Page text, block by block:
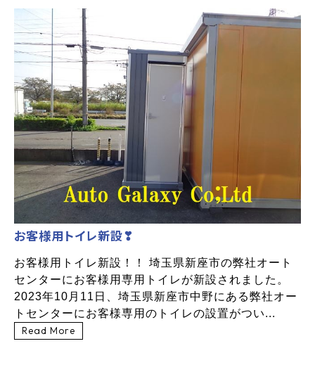
お客様用トイレ新設❣
お客様用トイレ新設！！ 埼玉県新座市の弊社オート
センターにお客様用専用トイレが新設されました。
2023年10月11日、埼玉県新座市中野にある弊社オー
トセンターにお客様専用のトイレの設置がつい...
Read More